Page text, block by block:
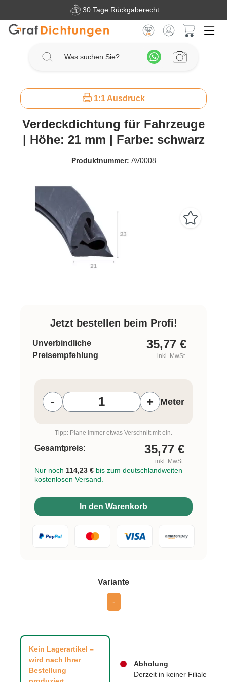
Zum Hauptinhalt springen30 Tage Rückgaberecht
1:1 Ausdruck
Verdeckdichtung für Fahrzeuge
| Höhe: 21 mm | Farbe: schwarz
Produktnummer: AV0008
Kein Lagerartikel –
wird nach Ihrer
Bestellung
Abholung
Derzeit in keiner Filiale
Varianteauswählen
-
Jetzt bestellen beim Profi!
Unverbindliche
Preisempfehlung
35,77 €
inkl. MwSt.
- + Meter
Tipp: Plane immer etwas Verschnitt mit ein.
Gesamtpreis: 35,77 €
inkl. MwSt.
Nur noch 114,23 € bis zum deutschlandweiten
kostenlosen Versand.
In den Warenkorb